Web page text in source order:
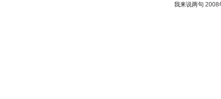
我来说两句 2008